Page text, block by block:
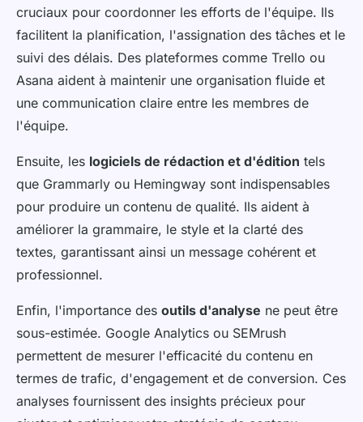
cruciaux pour coordonner les efforts de l'équipe. Ils
facilitent la planification, l'assignation des tâches et le
suivi des délais. Des plateformes comme Trello ou
Asana aident à maintenir une organisation fluide et
une communication claire entre les membres de
l'équipe.
Ensuite, les logiciels de rédaction et d'édition tels
que Grammarly ou Hemingway sont indispensables
pour produire un contenu de qualité. Ils aident à
améliorer la grammaire, le style et la clarté des
textes, garantissant ainsi un message cohérent et
professionnel.
Enfin, l'importance des outils d'analyse ne peut être
sous-estimée. Google Analytics ou SEMrush
permettent de mesurer l'efficacité du contenu en
termes de trafic, d'engagement et de conversion. Ces
analyses fournissent des insights précieux pour